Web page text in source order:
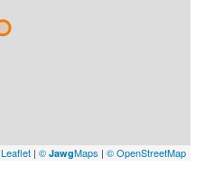
Leaflet | © JawgMaps | © OpenStreetMap